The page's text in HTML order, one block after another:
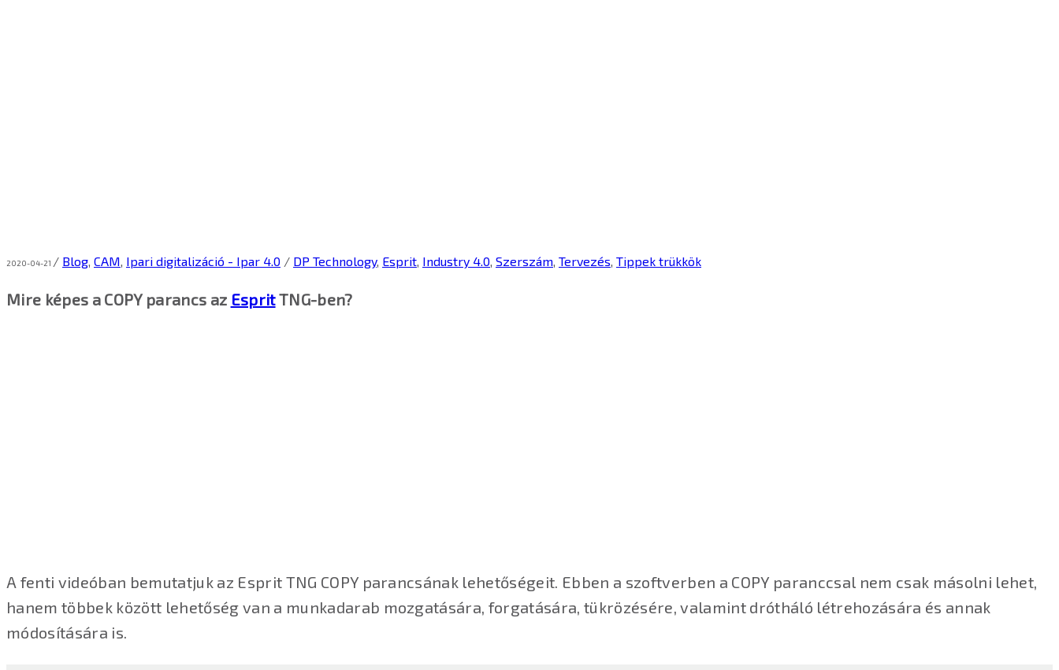
2020-04-21 / Blog, CAM, Ipari digitalizáció - Ipar 4.0 / DP Technology, Esprit, Industry 4.0, Szerszám, Tervezés, Tippek trükkök
Mire képes a COPY parancs az EspritTNG-ben?
A fenti videóban bemutatjuk az Esprit TNG COPY parancsának lehetőségeit. Ebben a szoftverben a COPY paranccsal nem csak másolni lehet,
hanem többek között lehetőség van a munkadarab mozgatására, forgatására, tükrözésére, valamint drótháló létrehozására és annak
módosítására is.